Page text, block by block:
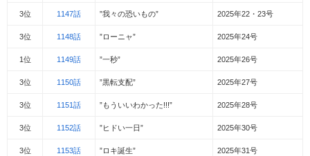
3位 1147話 ”我々の恐いもの” 2025年22・23号
3位 1148話 ”ローニャ” 2025年24号
1位 1149話 ”一秒” 2025年26号
3位 1150話 ”黒転支配” 2025年27号
3位 1151話 ”もういいわかった!!!” 2025年28号
3位 1152話 ”ヒドい一日” 2025年30号
3位 1153話 ”ロキ誕生” 2025年31号